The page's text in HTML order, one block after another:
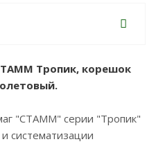
Тропик, корешок
"СТАММ" серии "Тропик"
систематизации